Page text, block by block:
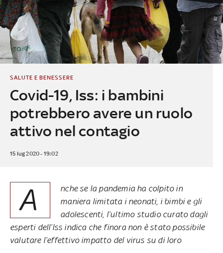
Covid-19, Iss: i bambini
potrebbero avere un ruolo
attivo nel contagio
SALUTE E BENESSERE
15 lug 2020 - 19:02
A
nche se la pandemia ha colpito in
maniera limitata i neonati, i bimbi e gli
adolescenti, l’ultimo studio curato dagli
esperti dell’Iss indica che finora non è stato possibile
valutare l’effettivo impatto del virus su di loro